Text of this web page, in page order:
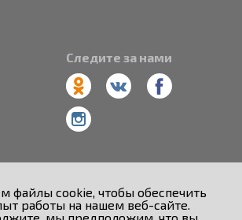
файлы cookie, чтобы обеспечить
работы на нашем веб-сайте.
Следите за нами